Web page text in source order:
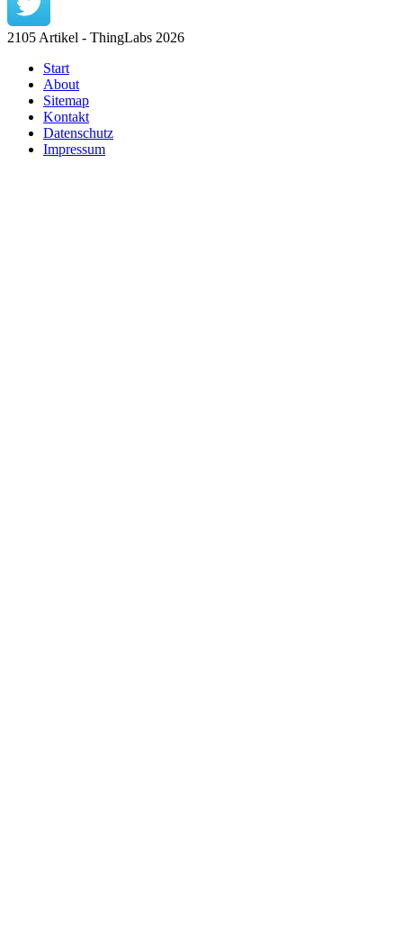
2105 Artikel - ThingLabs 2026
Start
About
Sitemap
Kontakt
Datenschutz
Impressum